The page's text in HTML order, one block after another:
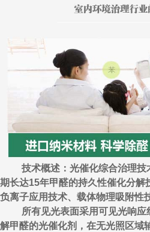
技术概述：光催化综合治理技
期长达15年甲醛的持久性催化分解
负离子应用技术、载体物理吸附性
所有见光表面采用可见光响应
解甲醛的光催化剂，在无光照区域